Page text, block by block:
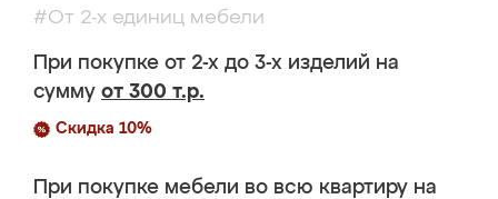
#От 2-х единиц мебели
При покупке от 2-х до 3-х изделий на
сумму от 300 т.р.
Скидка 10%
При покупке мебели во всю квартиру на